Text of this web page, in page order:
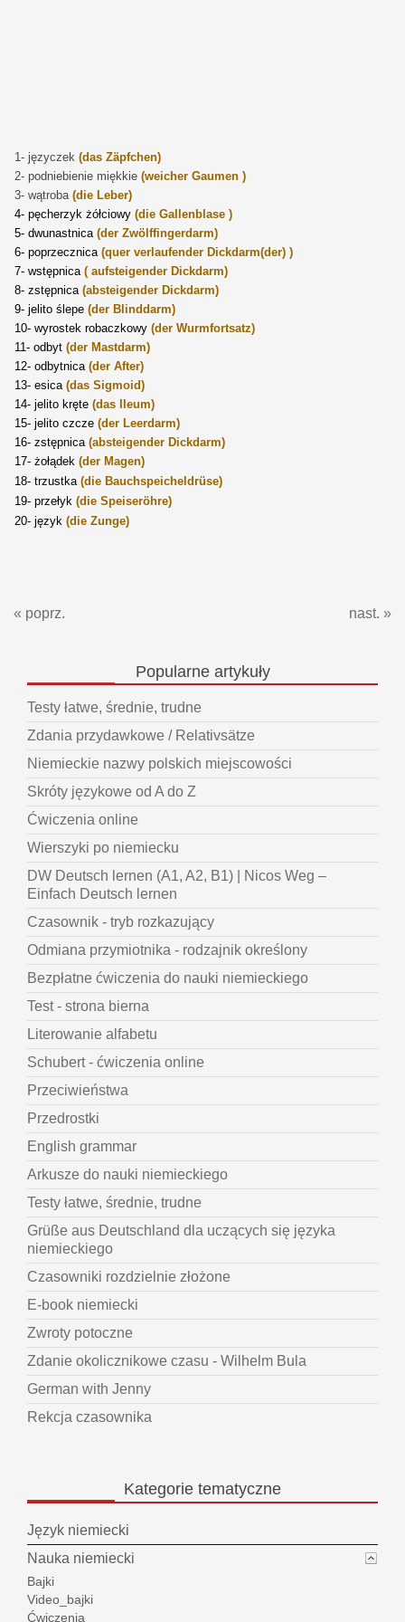
1- języczek (das Zäpfchen)
2- podniebienie miękkie (weicher Gaumen )
3- wątroba (die Leber)
4- pęcherzyk żółciowy (die Gallenblase )
5- dwunastnica (der Zwölffingerdarm)
6- poprzecznica (quer verlaufender Dickdarm(der) )
7- wstępnica ( aufsteigender Dickdarm)
8- zstępnica (absteigender Dickdarm)
9- jelito ślepe (der Blinddarm)
10- wyrostek robaczkowy (der Wurmfortsatz)
11- odbyt (der Mastdarm)
12- odbytnica (der After)
13- esica (das Sigmoid)
14- jelito kręte (das Ileum)
15- jelito czcze (der Leerdarm)
16- zstępnica (absteigender Dickdarm)
17- żołądek (der Magen)
18- trzustka (die Bauchspeicheldrüse)
19- przełyk (die Speiseröhre)
20- język (die Zunge)
« poprz. nast. »
Popularneartykuły
Testy łatwe, średnie, trudne
Zdania przydawkowe / Relativsätze
Niemieckie nazwy polskich miejscowości
Skróty językowe od A do Z
Ćwiczenia online
Wierszyki po niemiecku
DW Deutsch lernen (A1, A2, B1) | Nicos Weg –
Einfach Deutsch lernen
Czasownik - tryb rozkazujący
Odmiana przymiotnika - rodzajnik określony
Bezpłatne ćwiczenia do nauki niemieckiego
Test - strona bierna
Literowanie alfabetu
Schubert - ćwiczenia online
Przeciwieństwa
Przedrostki
English grammar
Arkusze do nauki niemieckiego
Testy łatwe, średnie, trudne
Grüße aus Deutschland dla uczących się języka
niemieckiego
Czasowniki rozdzielnie złożone
E-book niemiecki
Zwroty potoczne
Zdanie okolicznikowe czasu - Wilhelm Bula
German with Jenny
Rekcja czasownika
Kategorie tematyczne
Język niemiecki
Nauka niemiecki
Bajki
Video_bajki
Ćwiczenia